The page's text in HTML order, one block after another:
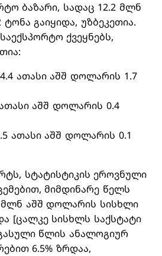
ბაზარი, სადაც 12.2 მლნ
გაიყიდა, უზბეკეთია.
ქვეყნებს,
ათასი აშშ დოლარის 1.7
აშშ დოლარის 0.4
ათასი აშშ დოლარის 0.1
სტატისტიკის ეროვნული
მიმდინარე წელს
აშშ დოლარის სისხლი
[ცალკე სისხლს საქსტატი
წლის ანალოგიურ
6.5% ზრდაა,